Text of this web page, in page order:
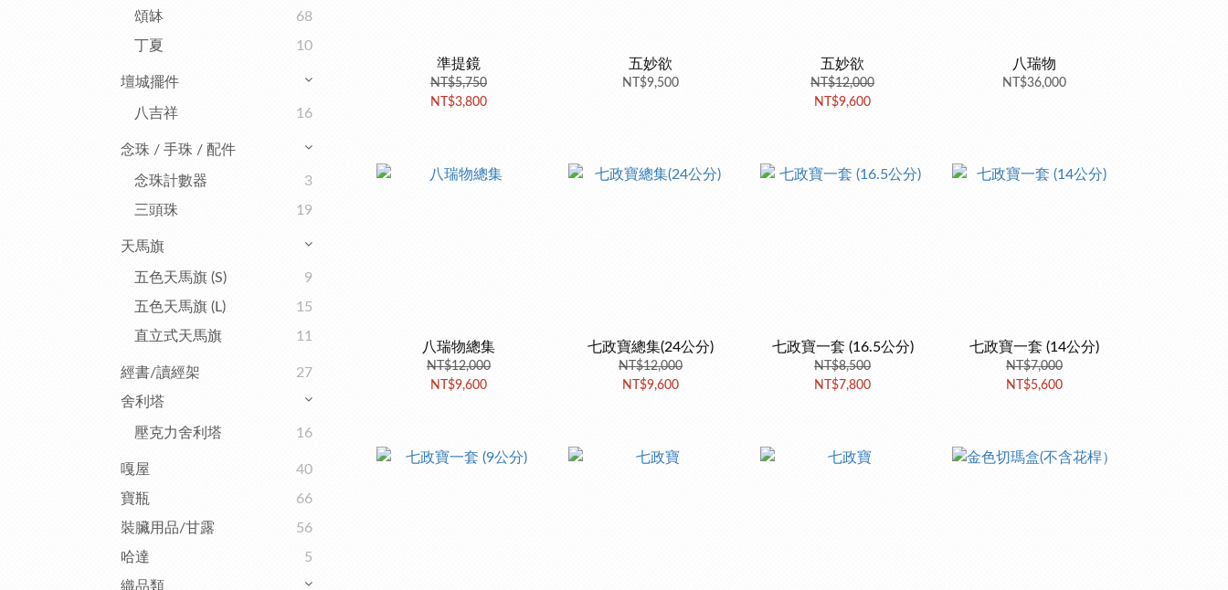
頌缽
68
丁夏
10
壇城擺件
八吉祥 16
念珠 / 手珠 / 配件
念珠計數器
3
三頭珠
19
天馬旗
五色天馬旗 (S)
9
五色天馬旗 (L)
15
直立式天馬旗
11
經書/讀經架
27
舍利塔
壓克力舍利塔 16
嘎屋
40
寶瓶
66
裝臟用品/甘露
56
哈達
5
織品類
準提鏡
NT$5,750
NT$3,800
五妙欲
NT$9,500
五妙欲
NT$12,000
NT$9,600
八瑞物
NT$36,000
八瑞物總集
NT$12,000
NT$9,600
七政寶總集(24公分)
NT$12,000
NT$9,600
七政寶一套 (16.5公分)
NT$8,500
NT$7,800
七政寶一套 (14公分)
NT$7,000
NT$5,600